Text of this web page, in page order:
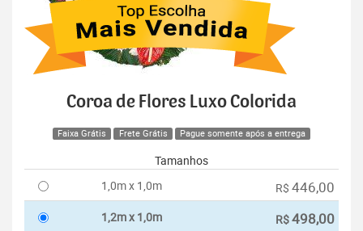
Coroa de Flores Luxo Colorida
Faixa Grátis Frete Grátis Pague somente após a entrega
Tamanhos
1,0m x 1,0m
R$ 446,00
1,2m x 1,0m R$498,00